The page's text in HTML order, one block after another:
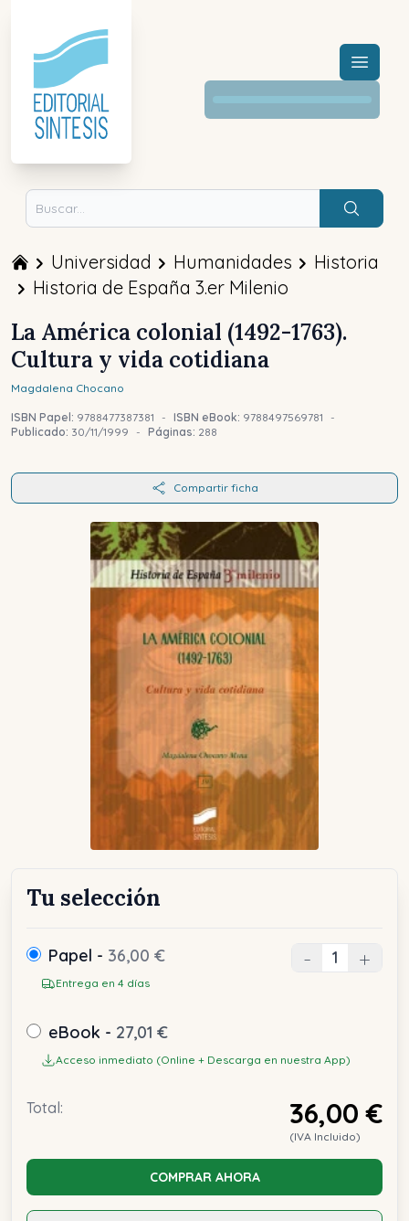
Menú
Buscar
Universidad Humanidades
Historia
Historia de España 3.er Milenio
La América colonial (1492-1763).
Cultura y vida cotidiana
Magdalena Chocano
ISBN Papel: 9788477387381 - ISBN eBook: 9788497569781
-
Publicado: 30/11/1999 - Páginas: 288
Compartir ficha
Tu selección
Papel - 36,00 €
Entrega en 4 días
- +
eBook - 27,01 €
Acceso inmediato (Online + Descarga en nuestra App)
Total: 36,00 €
(IVA Incluido)
COMPRAR AHORA